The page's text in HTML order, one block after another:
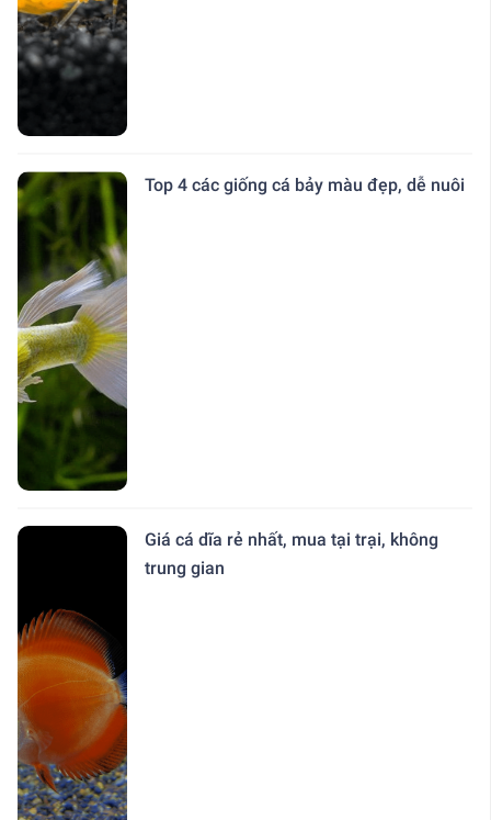
Top 4 các giống cá bảy màu đẹp, dễ nuôi
Giá cá dĩa rẻ nhất, mua tại trại, không
trung gian